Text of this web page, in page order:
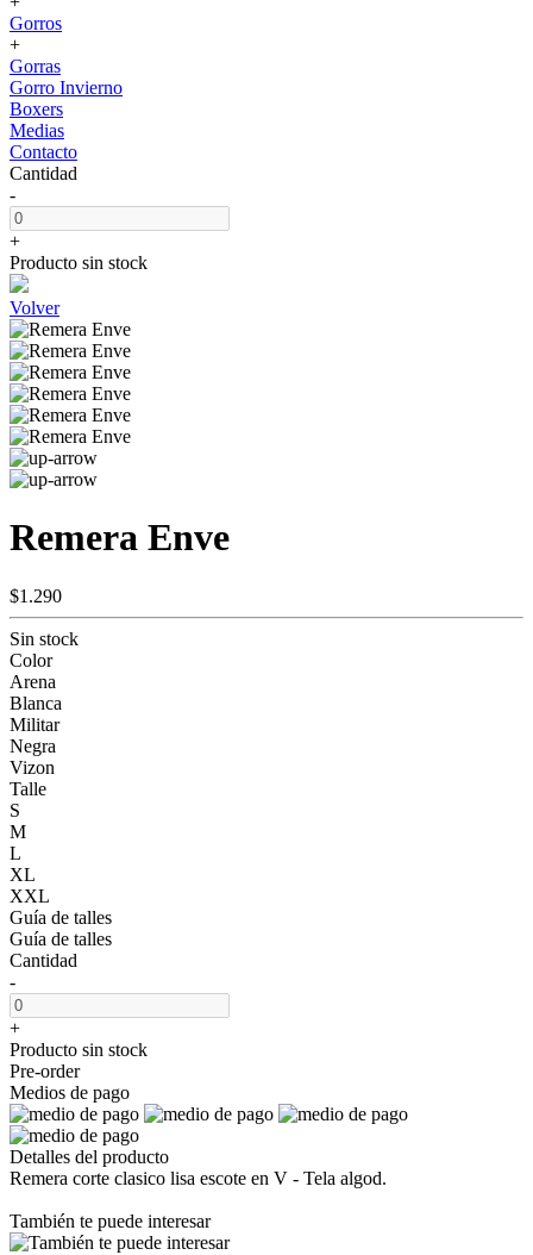
Gorros
+
Gorras
Gorro Invierno
Boxers
Medias
Contacto
Cantidad
-
+
Producto sin stock
Volver
Remera Enve
$1.290
Sin stock
Color
Arena
Blanca
Militar
Negra
Vizon
Talle
S
M
L
XL
XXL
Guía de talles
Guía de talles
Cantidad
-
+
Producto sin stock
Pre-order
Medios de pago
Detalles del producto
Remera corte clasico lisa escote en V - Tela algod.
También te puede interesar